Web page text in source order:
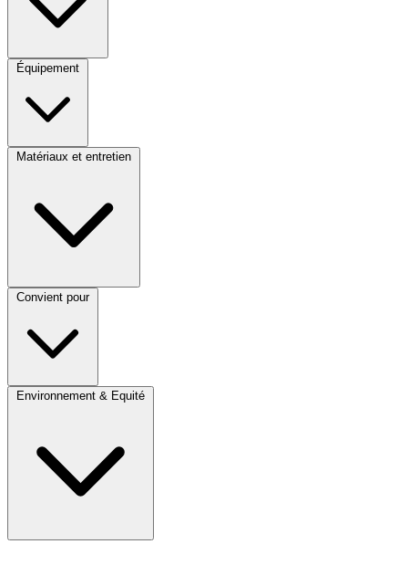
Équipement
Matériaux et entretien
Convient pour
Environnement & Equité